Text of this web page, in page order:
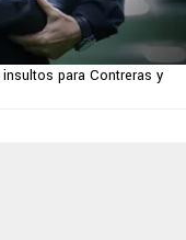
para Contreras y